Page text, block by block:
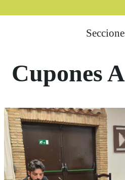
Cupones